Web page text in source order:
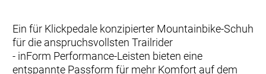
Ein für Klickpedale konzipierter Mountainbike-Schuh
für die anspruchsvollsten Trailrider
- inForm Performance-Leisten bieten eine
entspannte Passform für mehr Komfort auf dem